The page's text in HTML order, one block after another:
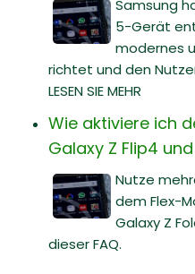
Samsung
5-Gerät
modernes
richtet und den
LESEN SIE MEHR
Wie aktiviere ich
Galaxy Z Flip4
Nutze
dem Flex-
Galaxy Z
dieser FAQ.